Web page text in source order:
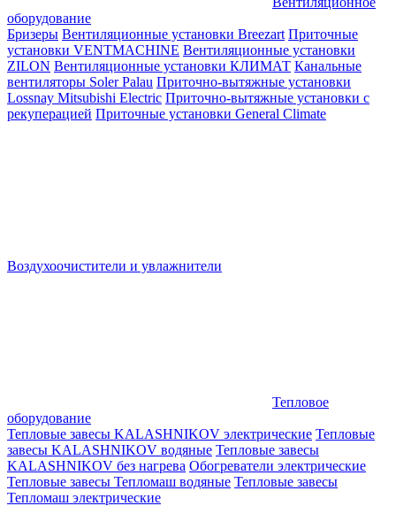
оборудование
Бризеры Вентиляционные установки Breezart Приточные
установки VENTMACHINE Вентиляционные установки
ZILON Вентиляционные установки КЛИМАТ Канальные
вентиляторы Soler Palau Приточно-вытяжные установки
Lossnay Mitsubishi Electric Приточно-вытяжные установки с
рекуперацией Приточные установки General Climate
Воздухоочистители и увлажнители
Тепловое
оборудование
Тепловые завесы KALASHNIKOV электрические Тепловые
завесы KALASHNIKOV водяные Тепловые завесы
KALASHNIKOV без нагрева Обогреватели электрические
Тепловые завесы Тепломаш водяные Тепловые завесы
Тепломаш электрические